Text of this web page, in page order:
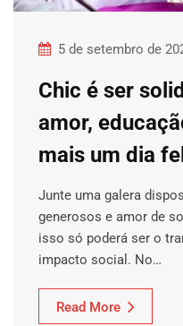
5 de setembro de
Chic é ser
amor,
mais um dia
Junte uma galera
generosos e amor de
isso só poderá ser o
impacto social. No…
Read More